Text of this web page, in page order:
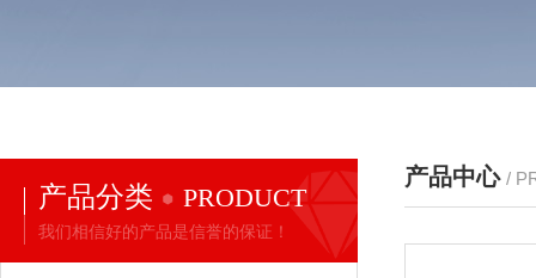
产品分类 PRODUCT
我们相信好的产品是信誉的保证！
产品中心 /